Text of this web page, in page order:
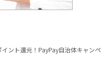
イント還元！PayPay自治体キャンペ